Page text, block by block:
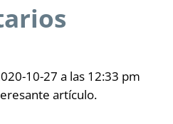
10-27 a las 12:33 pm
artículo.